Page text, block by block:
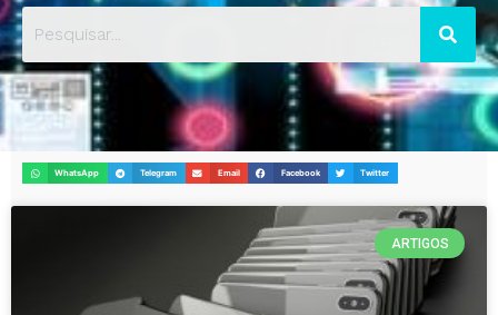
WhatsApp Telegram Email Facebook Twitter
ARTIGOS